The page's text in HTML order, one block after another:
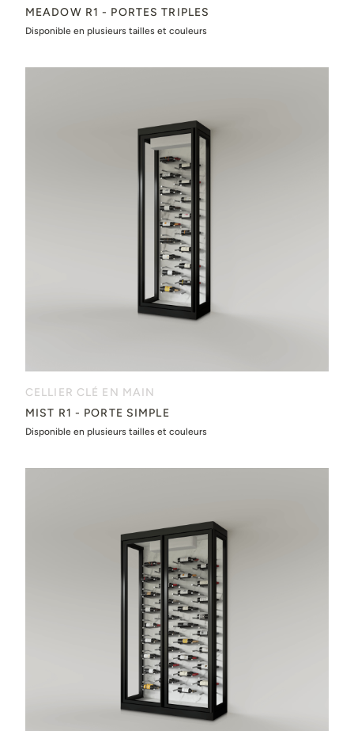
MEADOW R1 - PORTES TRIPLES
Disponible en plusieurs tailles et couleurs
CELLIER CLÉ EN MAIN
MIST R1 - PORTE SIMPLE
Disponible en plusieurs tailles et couleurs